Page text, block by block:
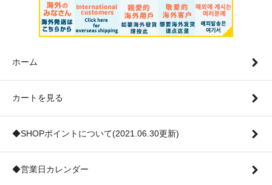
ホーム
カートを見る
◆SHOPポイントについて(2021.06.30更新)
◆営業日カレンダー